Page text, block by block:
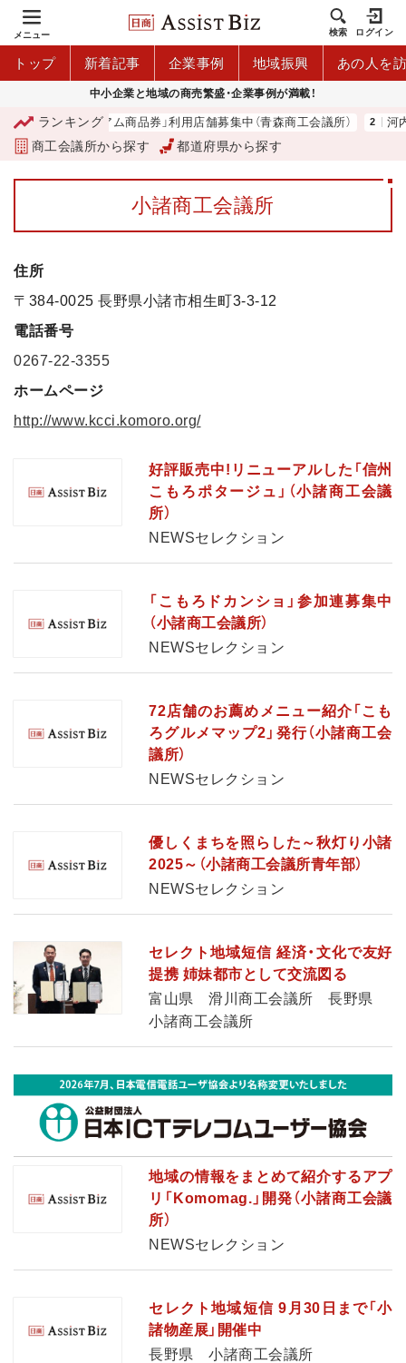
メニュー 検索 ログイン
トップ 新着記事 企業事例 地域振興 あの人を
中小企業と地域の商売繁盛・企業事例が満載！
ランキング
「青森市プレミアム商品券」利用店舗募集中（青森商工会議所） 河内
商工会議所から探す 都道府県から探す
小諸商工会議所
住所
〒384-0025 長野県小諸市相生町3-3-12
電話番号
0267-22-3355
ホームページ
http://www.kcci.komoro.org/
好評販売中!リニューアルした「信州
こもろポタージュ」（小諸商工会議
所）
NEWSセレクション
「こもろドカンショ」参加連募集中
（小諸商工会議所）
NEWSセレクション
72店舗のお薦めメニュー紹介「こも
ろグルメマップ2」発行（小諸商工会
議所）
NEWSセレクション
優しくまちを照らした～秋灯り小諸
2025～（小諸商工会議所青年部）
NEWSセレクション
セレクト地域短信 経済・文化で友好
提携 姉妹都市として交流図る
富山県 滑川商工会議所 長野県
小諸商工会議所
地域の情報をまとめて紹介するアプ
リ「Komomag.」開発（小諸商工会議
所）
NEWSセレクション
セレクト地域短信 9月30日まで「小
諸物産展」開催中
長野県 小諸商工会議所